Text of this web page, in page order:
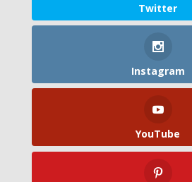
Twitter
Instagram
YouTube